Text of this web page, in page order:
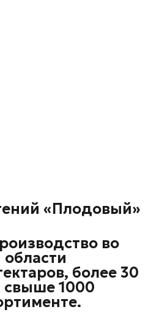
«Плодовый»
во
более 30
свыше 1000